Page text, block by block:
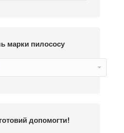
марки пилососу
допомогти!